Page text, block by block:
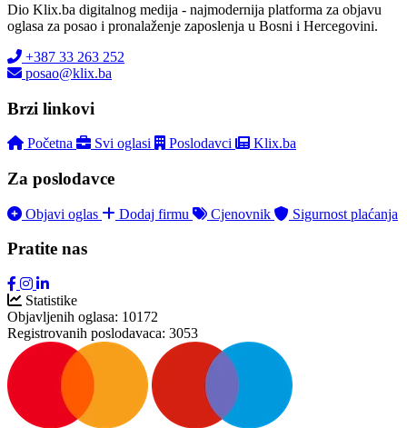
Dio Klix.ba digitalnog medija - najmodernija platforma za objavu
oglasa za posao i pronalaženje zaposlenja u Bosni i Hercegovini.
+387 33 263 252
posao@klix.ba
Brzi linkovi
Početna Svi oglasi Poslodavci Klix.ba
Za poslodavce
Objavi oglas Dodaj firmu Cjenovnik Sigurnost plaćanja
Pratite nas
Statistike
Objavljenih oglasa: 10172
Registrovanih poslodavaca: 3053